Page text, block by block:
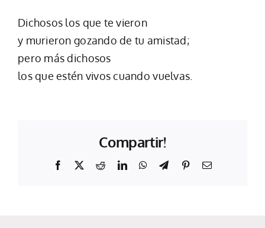
Dichosos los que te vieron
y murieron gozando de tu amistad;
pero más dichosos
los que estén vivos cuando vuelvas.
Compartir!
Facebook RedditLinkedInWhatsApp
TelegramPinterestEmail